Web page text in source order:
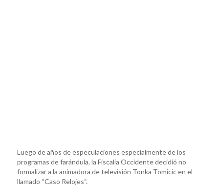
Luego de años de especulaciones especialmente de los
programas de farándula, la Fiscalía Occidente decidió no
formalizar a la animadora de televisión Tonka Tomicic en el
llamado “Caso Relojes“.